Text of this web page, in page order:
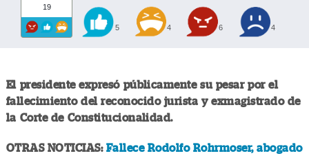
19
5 4 6 4
El presidente expresó públicamente su pesar por el
fallecimiento del reconocido jurista y exmagistrado de
la Corte de Constitucionalidad.
OTRAS NOTICIAS: Fallece Rodolfo Rohrmoser, abogado